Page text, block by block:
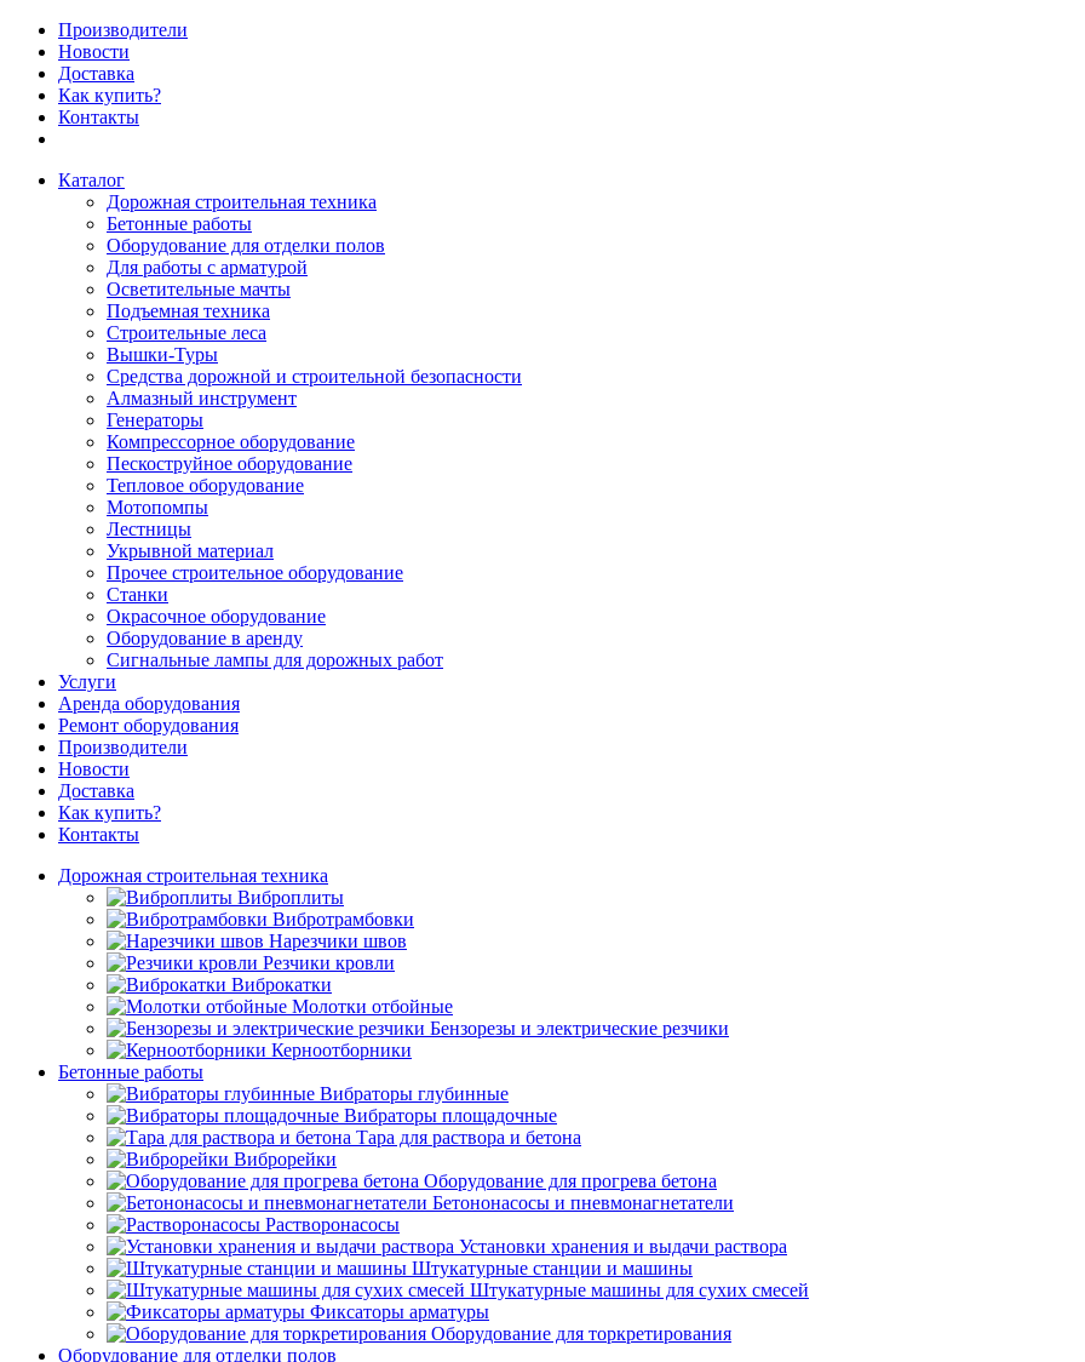
Производители
Новости
Доставка
Как купить?
Контакты
Каталог
Дорожная строительная техника
Бетонные работы
Оборудование для отделки полов
Для работы с арматурой
Осветительные мачты
Подъемная техника
Строительные леса
Вышки-Туры
Средства дорожной и строительной безопасности
Алмазный инструмент
Генераторы
Компрессорное оборудование
Пескоструйное оборудование
Тепловое оборудование
Мотопомпы
Лестницы
Укрывной материал
Прочее строительное оборудование
Станки
Окрасочное оборудование
Оборудование в аренду
Сигнальные лампы для дорожных работ
Услуги
Аренда оборудования
Ремонт оборудования
Производители
Новости
Доставка
Как купить?
Контакты
Дорожная строительная техника
Виброплиты
Вибротрамбовки
Нарезчики швов
Резчики кровли
Виброкатки
Молотки отбойные
Бензорезы и электрические резчики
Керноотборники
Бетонные работы
Вибраторы глубинные
Вибраторы площадочные
Тара для раствора и бетона
Виброрейки
Оборудование для прогрева бетона
Бетононасосы и пневмонагнетатели
Растворонасосы
Установки хранения и выдачи раствора
Штукатурные станции и машины
Штукатурные машины для сухих смесей
Фиксаторы арматуры
Оборудование для торкретирования
Оборудование для отделки полов